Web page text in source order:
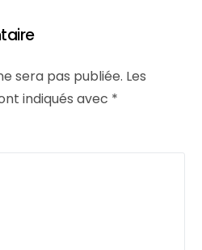
sera pas publiée. Les
indiqués avec *